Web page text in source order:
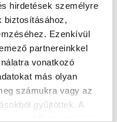
hirdetések személyre
biztosításához,
Ezenkívül
partnereinkkel
vonatkozó
más olyan
számukra vagy az
gyűjtöttek. A
6-1-ES
(VIDEÓ)
Kecskeméti TE-
és a legnagyobb